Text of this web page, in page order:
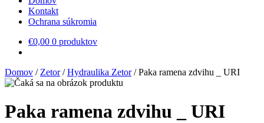
Kontakt
Ochrana súkromia
€0,00 0 produktov
Domov / Zetor/Hydraulika Zetor/Paka ramena zdvihu _ URI
Paka ramena zdvihu _ URI